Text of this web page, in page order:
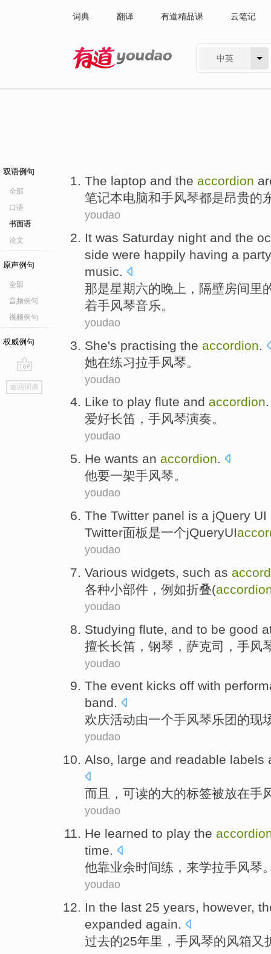
词典 翻译 有道精品课 云笔记
中英
双语例句
全部
口语
书面语
论文
原声例句
全部
音频例句
视频例句
权威例句
go
top
返回词典
The laptop and the accordion
笔记本电脑和手风琴都是昂贵的
youdao
It was Saturday night and the
side were happily having a party
music.
那是星期六的晚上 ， 隔壁房间里
着手风琴音乐。
youdao
She's practising the accordion
她在练习拉手风琴。
youdao
Like to play flute and accordion.
爱好长笛 ， 手风琴演奏。
youdao
He wants an accordion.
他要一架手风琴。
youdao
The Twitter panel is a jQuery UI
Twitter面板是一个jQueryUI
youdao
Various widgets, such as
各种小部件 ， 例如折叠(
youdao
Studying flute , and to be good
擅长长笛 ， 钢琴 ，萨克司， 手风
youdao
The event kicks off with
band.
欢庆活动由一个手风琴乐团的现
youdao
Also, large and readable labels
而且 ， 可读的大的标签被放在手
youdao
He learned to play the
time.
他靠业余时间练 ， 来学拉手风琴
youdao
In the last 25 years, however,
expanded again.
过去的25年里 ， 手风琴的风箱又